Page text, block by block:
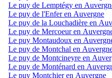
Le puy de Lemptégy en
Le puy de l'Enfer en Auvergne
Le puy de la Louchadière en
Le puy de Mercoeur en
Le puy Montaudoux en
Le puy de Montchal en
Le puy de Montcineyre en
Le puy de Monténard en
Le puy Montchier en Auvergne